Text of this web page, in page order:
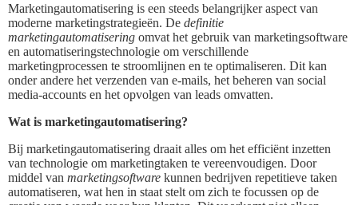
Marketingautomatisering is een steeds belangrijker aspect van
moderne marketingstrategieën. De definitie
marketingautomatisering omvat het gebruik van marketingsoftware
en automatiseringstechnologie om verschillende
marketingprocessen te stroomlijnen en te optimaliseren. Dit kan
onder andere het verzenden van e-mails, het beheren van social
media-accounts en het opvolgen van leads omvatten.
Wat is marketingautomatisering?
Bij marketingautomatisering draait alles om het efficiënt inzetten
van technologie om marketingtaken te vereenvoudigen. Door
middel van marketingsoftware kunnen bedrijven repetitieve taken
automatiseren, wat hen in staat stelt om zich te focussen op de